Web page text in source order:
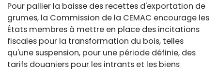
Pour pallier la baisse des recettes d'exportation de
grumes, la Commission de la CEMAC encourage les
États membres à mettre en place des incitations
fiscales pour la transformation du bois, telles
qu'une suspension, pour une période définie, des
tarifs douaniers pour les intrants et les biens